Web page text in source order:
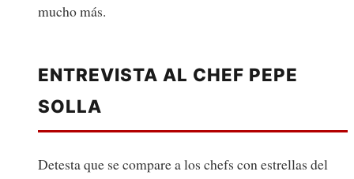
mucho más.
ENTREVISTA AL CHEF PEPE
SOLLA
Detesta que se compare a los chefs con estrellas del